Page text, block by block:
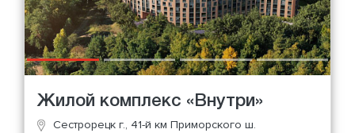
Жилой комплекс «Внутри»
Сестрорецк г., 41-й км Приморского ш.